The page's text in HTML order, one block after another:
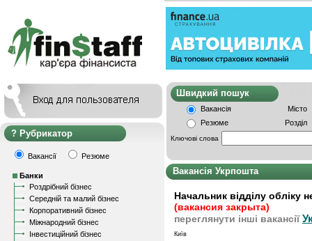
Рубрикатор
Вакансії Резюме
Банки
Роздрібний бізнес
Середній та малий бізнес
Корпоративний бізнес
Міжнародний бізнес
Інвестиційний бізнес
Швидкий
Вакансія
Місто
Резюме
Розділ
Ключові слова
Вакансія Укрпошта
Начальник відділу обліку
(вакансия закрыта)
переглянути інші вакансії
Київ